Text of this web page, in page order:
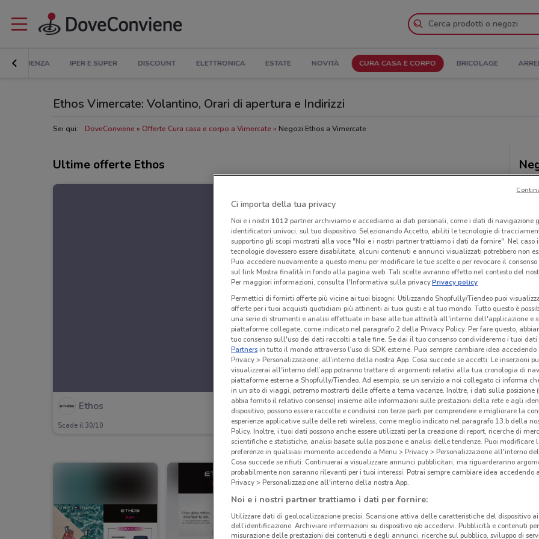
IN EVIDENZA IPER E SUPER DISCOUNT ELETTRONICA ESTATE NOVITÀ CURA CASA E CORPO BRICOLAGE
Ethos Vimercate: Volantino, Orari di apertura e Indirizzi
Sei qui: DoveConviene Offerte Cura casa e corpo a Vimercate Negozi Ethos a Vimercate
Ultime offerte Ethos
Ethos
Scade il 30/10 212 m
Ci importa della tua privacy
Noi e i nostri 1012partner archiviamo e accediamo ai dati personali, come i dati di navigazione
identificatori univoci, sul tuo dispositivo. Selezionando Accetto, abiliti le tecnologie di
supportino gli scopi mostrati alla voce "Noi e i nostri partner trattiamo i dati da fornire". Nel caso
tecnologie dovessero essere disabilitate, alcuni contenuti e annunci visualizzati potrebbero non
Puoi accedere nuovamente a questo menu per modificare le tue scelte o per revocare il
sul link Mostra finalità in fondo alla pagina web. Tali scelte avranno effetto nel contesto del
Per maggiori informazioni, consulta l'Informativa sulla privacy.Privacy policy
Permettici di fornirti offerte più vicine ai tuoi bisogni: Utilizzando Shopfully/Tiendeo puoi
offerte per i tuoi acquisti quotidiani più attinenti ai tuoi gusti e al tuo mondo. Tutto questo è
una serie di strumenti e analisi effettuate in base alle tue attività all'interno dell'applicazione e
piattaforme collegate, come indicato nel paragrafo 2 della Privacy Policy. Per fare questo,
tuo consenso sull'uso dei dati raccolti a tale fine. Se dai il tuo consenso condivideremo i tuoi dati
Partnersin tutto il mondo attraverso l’uso di SDK esterne. Puoi sempre cambiare idea accedendo
Privacy > Personalizzazione, all’interno della nostra App. Cosa succede se accetti: Le inserzioni
visualizzerai all'interno dell’app potranno trattare di argomenti relativi alla tua cronologia di
piattaforme esterne a Shopfully/Tiendeo. Ad esempio, se un servizio a noi collegato ci informa
in un sito di viaggi, potremo mostrarti delle offerte a tema vacanze. Inoltre, i dati sulla posizione
abbia fornito il relativo consenso) insieme alle informazioni sulle prestazioni della rete e agli
dispositivo, possono essere raccolte e condivisi con terze parti per comprendere e migliorare la
esperienze applicative sulle delle reti wireless, come meglio indicato nel paragrafo 13.b della
Policy. Inoltre, i tuoi dati possono anche essere utilizzati per la creazione di report, ricerche di
scientifiche e statistiche, analisi basate sulla posizione e analisi delle tendenze. Puoi modificare
preferenze in qualsiasi momento accedendo a Menu > Privacy > Personalizzazione all'interno
Cosa succede se rifiuti: Continuerai a visualizzare annunci pubblicitari, ma riguarderanno
probabilmente non saranno rilevanti per i tuoi interessi. Potrai sempre cambiare idea accedendo
Privacy > Personalizzazione all'interno della nostra App.
Noi e i nostri partner trattiamo i dati per fornire:
Utilizzare dati di geolocalizzazione precisi. Scansione attiva delle caratteristiche del dispositivo
dell’identificazione. Archiviare informazioni su dispositivo e/o accedervi. Pubblicità e contenuti
misurazione delle prestazioni dei contenuti e degli annunci, ricerche sul pubblico, sviluppo di